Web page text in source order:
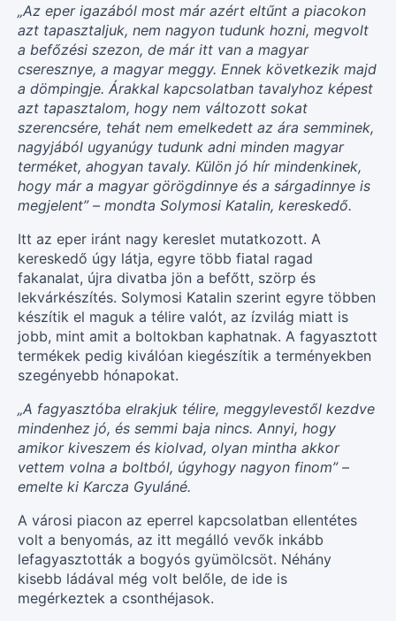
„Az eper igazából most már azért eltűnt a piacokon
azt tapasztaljuk, nem nagyon tudunk hozni, megvolt
a befőzési szezon, de már itt van a magyar
cseresznye, a magyar meggy. Ennek következik majd
a dömpingje. Árakkal kapcsolatban tavalyhoz képest
azt tapasztalom, hogy nem változott sokat
szerencsére, tehát nem emelkedett az ára semminek,
nagyjából ugyanúgy tudunk adni minden magyar
terméket, ahogyan tavaly. Külön jó hír mindenkinek,
hogy már a magyar görögdinnye és a sárgadinnye is
megjelent” – mondta Solymosi Katalin, kereskedő.
Itt az eper iránt nagy kereslet mutatkozott. A
kereskedő úgy látja, egyre több fiatal ragad
fakanalat, újra divatba jön a befőtt, szörp és
lekvárkészítés. Solymosi Katalin szerint egyre többen
készítik el maguk a télire valót, az ízvilág miatt is
jobb, mint amit a boltokban kaphatnak. A fagyasztott
termékek pedig kiválóan kiegészítik a terményekben
szegényebb hónapokat.
„A fagyasztóba elrakjuk télire, meggylevestől kezdve
mindenhez jó, és semmi baja nincs. Annyi, hogy
amikor kiveszem és kiolvad, olyan mintha akkor
vettem volna a boltból, úgyhogy nagyon finom” –
emelte ki Karcza Gyuláné.
A városi piacon az eperrel kapcsolatban ellentétes
volt a benyomás, az itt megálló vevők inkább
lefagyasztották a bogyós gyümölcsöt. Néhány
kisebb ládával még volt belőle, de ide is
megérkeztek a csonthéjasok.